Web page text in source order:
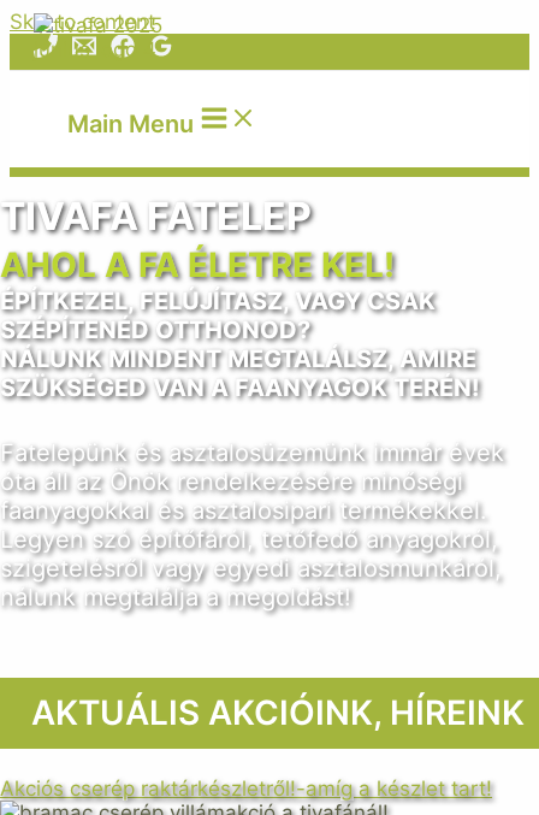
Skip to content
Main Menu
TIVAFA FATELEP
AHOL A FA ÉLETRE KEL!
ÉPÍTKEZEL, FELÚJÍTASZ, VAGY CSAK
SZÉPÍTENÉD OTTHONOD?
NÁLUNK MINDENT MEGTALÁLSZ, AMIRE
SZÜKSÉGED VAN A FAANYAGOK TERÉN!
Fatelepünk és asztalosüzemünk immár évek
óta áll az Önök rendelkezésére minőségi
faanyagokkal és asztalosipari termékekkel.
Legyen szó építőfáról, tetőfedő anyagokról,
szigetelésről vagy egyedi asztalosmunkáról,
nálunk megtalálja a megoldást!
AKTUÁLIS AKCIÓINK, HÍREINK
Akciós cserép raktárkészletről!-amíg a készlet tart!